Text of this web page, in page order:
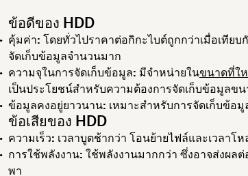
ข้อดีของ HDD
คุ้มค่า: โดยทั่วไปราคาต่อกิกะไบต์ถูกกว่าเมื่อเทีย
จัดเก็บข้อมูลจำนวนมาก
ความจุในการจัดเก็บข้อมูล: มีจำหน่ายในขนาดที่ใ
เป็นประโยชน์สำหรับความต้องการจัดเก็บข้อมูลข
ข้อมูลคงอยู่ยาวนาน: เหมาะสำหรับการจัดเก็บข้อ
ข้อเสียของ HDD
ความเร็ว: เวลาบูตช้ากว่า โอนย้ายไฟล์และเวลาโ
การใช้พลังงาน: ใช้พลังงานมากกว่า ซึ่งอาจส่งผล
พา